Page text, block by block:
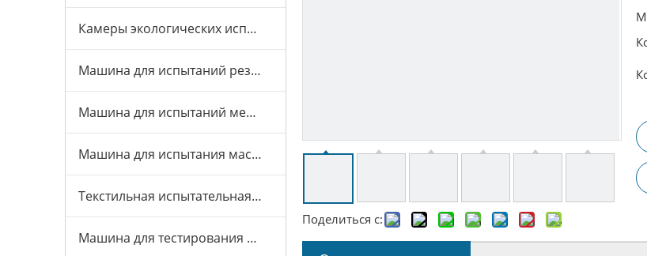
Камеры экологических испытаний
Машина для испытаний резины и пластика
Машина для испытаний мебели
Машина для испытания масок
Текстильная испытательная машина
Машина для тестирования игрушек
Поделиться с: